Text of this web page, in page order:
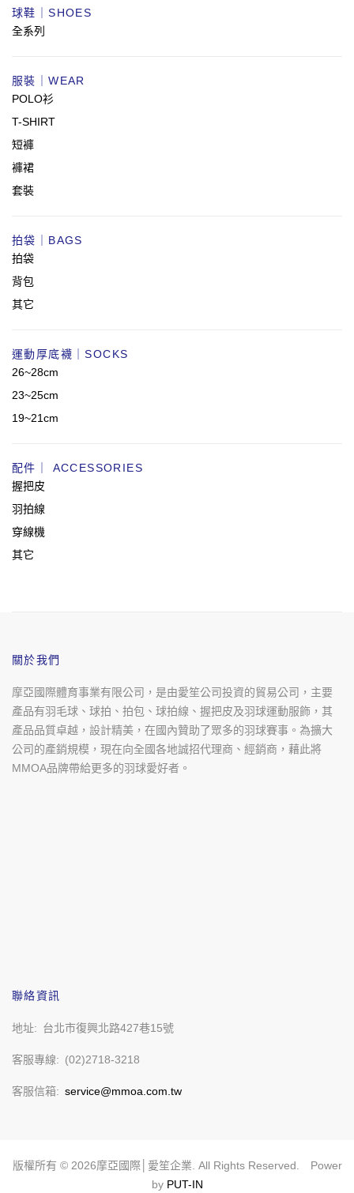
球鞋｜SHOES
全系列
服裝｜WEAR
POLO衫
T-SHIRT
短褲
褲裙
套裝
拍袋｜BAGS
拍袋
背包
其它
運動厚底襪｜SOCKS
26~28cm
23~25cm
19~21cm
配件｜ ACCESSORIES
握把皮
羽拍線
穿線機
其它
關於我們
摩亞國際體育事業有限公司，是由愛笙公司投資的貿易公司，主要
產品有羽毛球、球拍、拍包、球拍線、握把皮及羽球運動服飾，其
產品品質卓越，設計精美，在國內贊助了眾多的羽球賽事。為擴大
公司的產銷規模，現在向全國各地誠招代理商、經銷商，藉此將
MMOA品牌帶給更多的羽球愛好者。
聯絡資訊
地址 台北市復興北路427巷15號
客服專線 (02)2718-3218
客服信箱 service@mmoa.com.tw
版權所有 © 2026摩亞國際│愛笙企業. All Rights Reserved. Power
by PUT-IN